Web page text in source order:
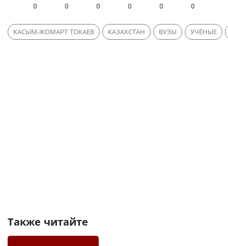
0 0 0 0 0 0
КАСЫМ-ЖОМАРТ ТОКАЕВ КАЗАХСТАН ВУЗЫ УЧЁНЫЕ
Также читайте